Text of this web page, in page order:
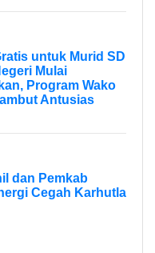
untuk Murid SD
Mulai
Program Wako
Antusias
dan Pemkab
Cegah Karhutla